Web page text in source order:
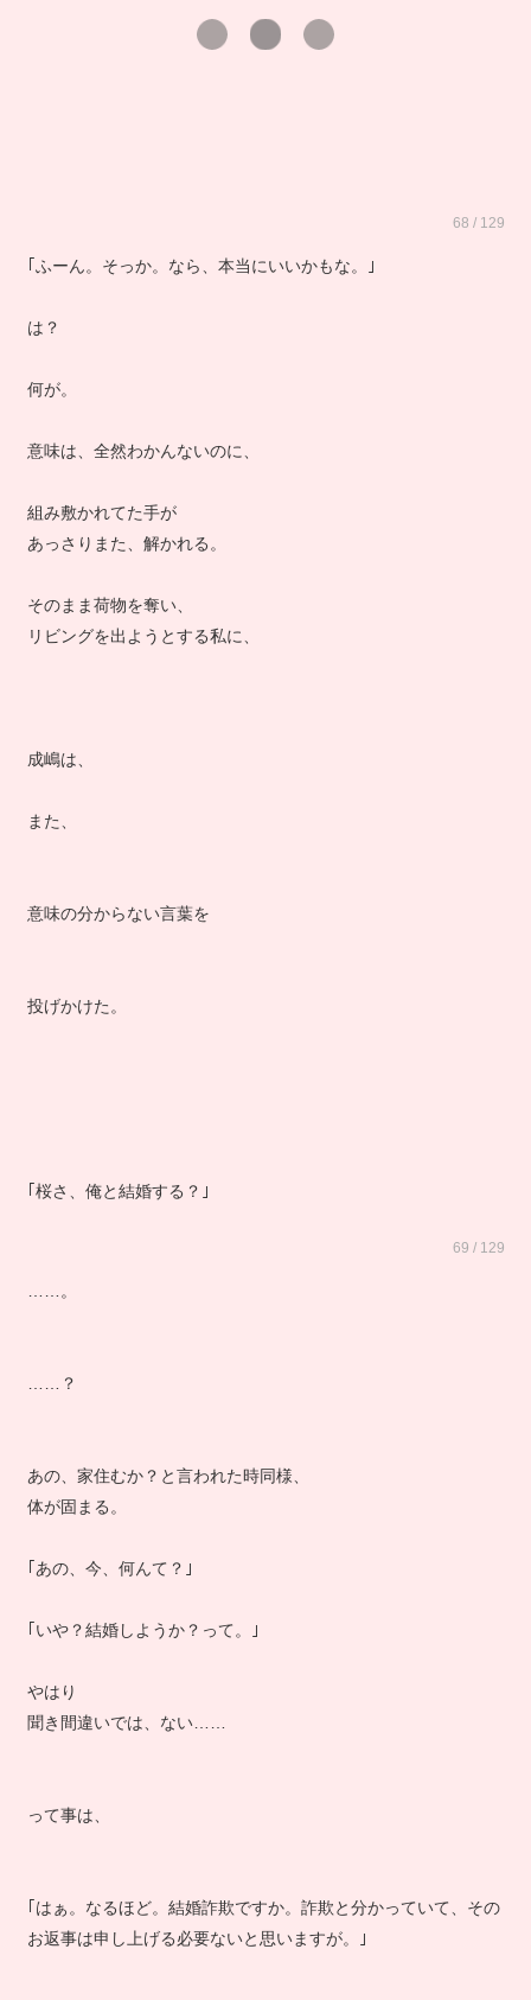
68 / 129
｢ふーん。そっか。なら、本当にいいかもな。｣
は？
何が。
意味は、全然わかんないのに、
組み敷かれてた手が
あっさりまた、解かれる。
そのまま荷物を奪い、
リビングを出ようとする私に、
成嶋は、
また、
意味の分からない言葉を
投げかけた。
｢桜さ、俺と結婚する？｣
69 / 129
……。
……？
あの、家住むか？と言われた時同様、
体が固まる。
｢あの、今、何んて？｣
｢いや？結婚しようか？って。｣
やはり
聞き間違いでは、ない……
って事は、
｢はぁ。なるほど。結婚詐欺ですか。詐欺と分かっていて、その
お返事は申し上げる必要ないと思いますが。｣